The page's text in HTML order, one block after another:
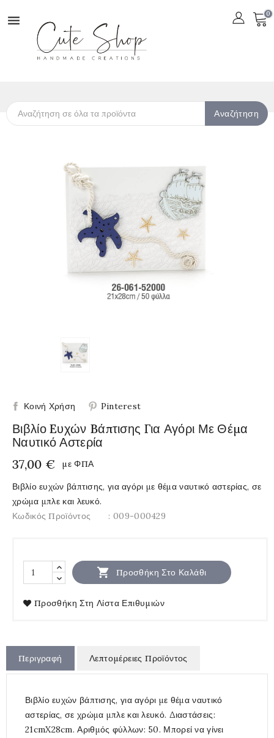
 0
Αναζήτηση
Κοινή Χρήση Pinterest
Βιβλίο Eυχών Bάπτισης Για Αγόρι Με Θέμα
Ναυτικό Αστερία
37,00 €
με ΦΠΑ
Βιβλίο ευχών βάπτισης, για αγόρι με θέμα ναυτικό αστερίας, σε
χρώμα μπλε και λευκό.
Κωδικός Προϊόντος
: 009-000429
 Προσθήκη Στο Καλάθι
Προσθήκη Στη Λίστα Επιθυμιών
Περιγραφή Λεπτομέρειες Προϊόντος
Βιβλίο ευχών βάπτισης, για αγόρι με θέμα ναυτικό
αστερίας, σε χρώμα μπλε και λευκό. Διαστάσεις:
21cmX28cm. Αριθμός φύλλων: 50. Μπορεί να γίνει